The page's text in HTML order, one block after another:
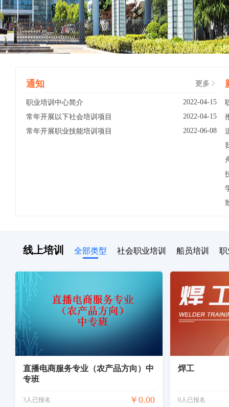
通知 更多
职业培训中心简介
2022-04-15
常年开展以下社会培训项目
2022-04-15
常年开展职业技能培训项目
2022-06-08
线上培训 全部类型 社会职业培训 船员培训 职
直播电商服务专业（农产品方向）中
专班
3人已报名 ￥0.00
焊工
0人已报名